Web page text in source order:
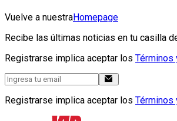
Vuelve a nuestraHomepage
Recibe las últimas noticias en tu casilla
Registrarse implica aceptar los Términos
Registrarse implica aceptar los Términos